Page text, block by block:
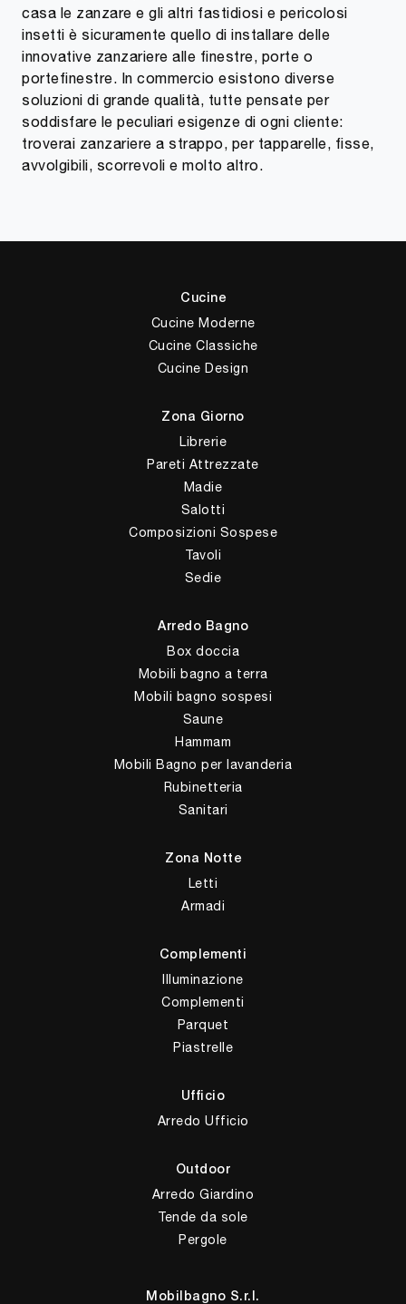
casa le zanzare e gli altri fastidiosi e pericolosi
insetti è sicuramente quello di installare delle
innovative zanzariere alle finestre, porte o
portefinestre. In commercio esistono diverse
soluzioni di grande qualità, tutte pensate per
soddisfare le peculiari esigenze di ogni cliente:
troverai zanzariere a strappo, per tapparelle, fisse,
avvolgibili, scorrevoli e molto altro.
Cucine
Cucine Moderne
Cucine Classiche
Cucine Design
Zona Giorno
Librerie
Pareti Attrezzate
Madie
Salotti
Composizioni Sospese
Tavoli
Sedie
Arredo Bagno
Box doccia
Mobili bagno a terra
Mobili bagno sospesi
Saune
Hammam
Mobili Bagno per lavanderia
Rubinetteria
Sanitari
Zona Notte
Letti
Armadi
Complementi
Illuminazione
Complementi
Parquet
Piastrelle
Ufficio
Arredo Ufficio
Outdoor
Arredo Giardino
Tende da sole
Pergole
Mobilbagno S.r.l.